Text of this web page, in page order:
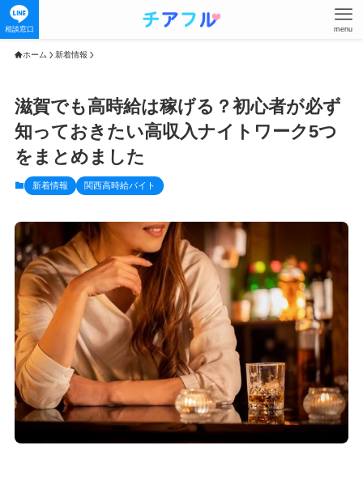
相談窓口 menu
ホーム 新着情報
滋賀でも高時給は稼げる？初心者が必ず
知っておきたい高収入ナイトワーク5つ
をまとめました
新着情報 関西高時給バイト